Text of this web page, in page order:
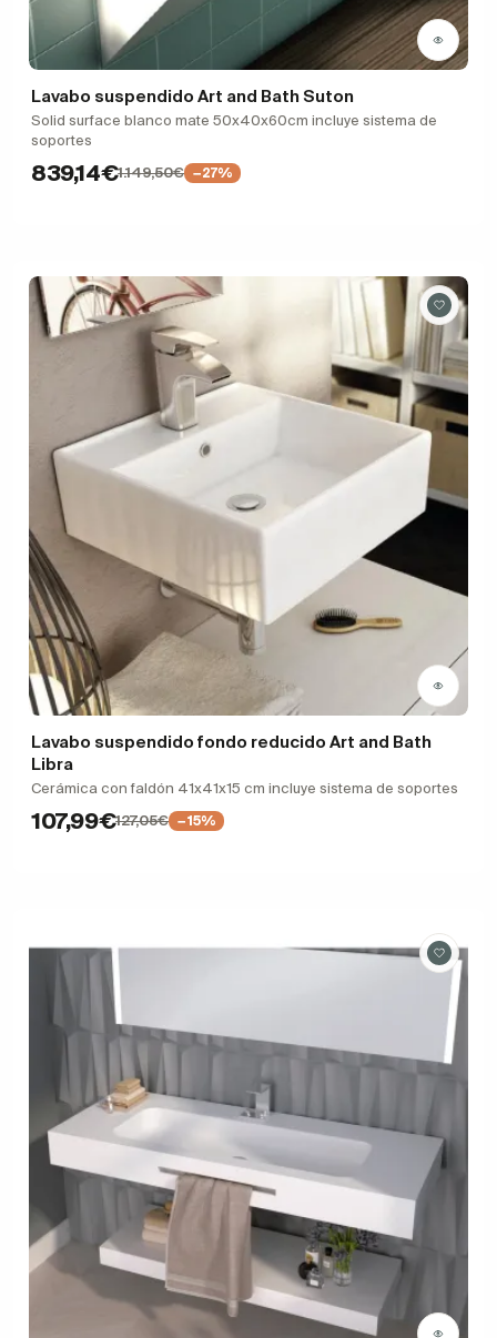
Lavabo suspendido Art and Bath Suton
Solid surface blanco mate 50x40x60cm incluye sistema de
soportes
839,14€1.149,50€ −27%
Lavabo suspendido fondo reducido Art and Bath
Libra
Cerámica con faldón 41x41x15 cm incluye sistema de soportes
107,99€127,05€ −15%